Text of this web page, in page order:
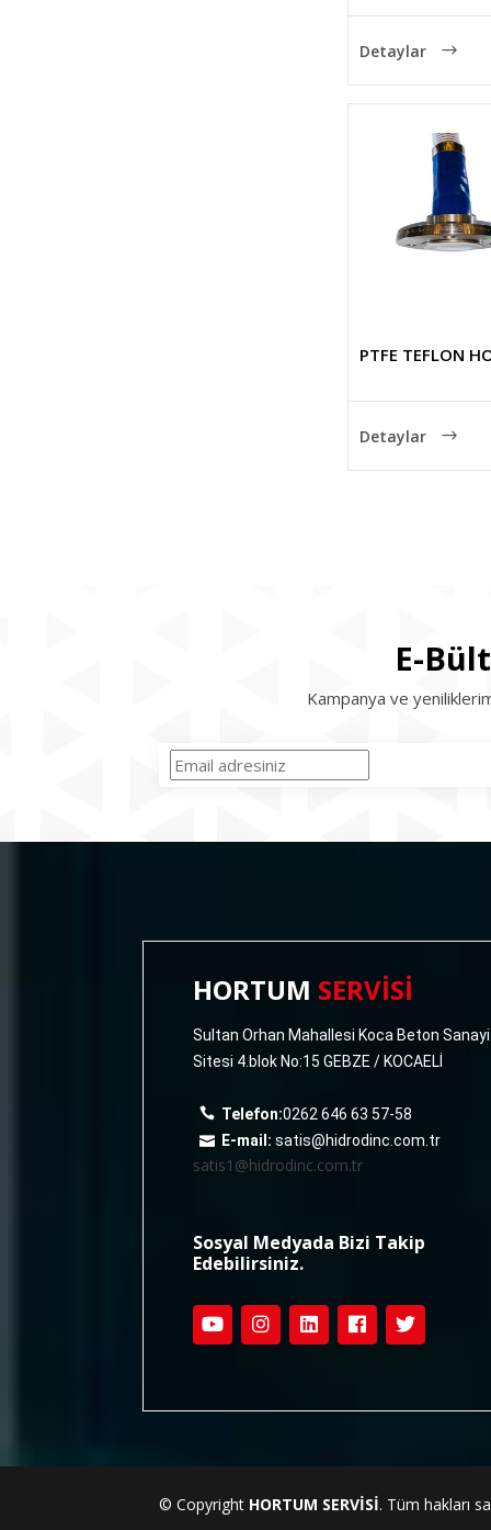
Detaylar
PTFE TEFLON
Detaylar
E-
Kampanya ve
HORTUM SERVİSİ
Sultan Orhan Mahallesi Koca Beton Sanayi
Sitesi 4.blok No:15 GEBZE / KOCAELİ
Telefon:0262 646 63 57-58
E-mail: satis@hidrodinc.com.tr
satis1@hidrodinc.com.tr
Sosyal Medyada Bizi Takip
Edebilirsiniz.
© Copyright HORTUM SERVİSİ. Tüm hakları